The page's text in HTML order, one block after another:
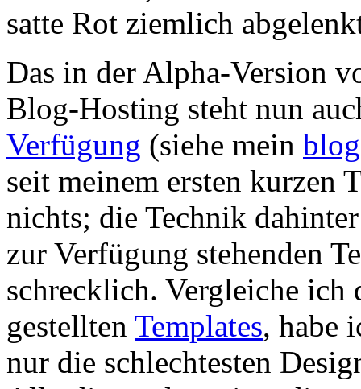
satte Rot ziemlich
Das in der Alpha-Version
Blog-Hosting steht nun
Verfügung (siehe mein
seit meinem ersten kurzen
nichts; die Technik
zur Verfügung stehenden
schrecklich. Vergleiche
gestellten Templates, habe
nur die schlechtesten